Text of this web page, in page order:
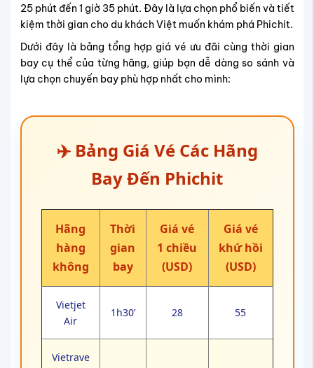
25 phút đến 1 giờ 35 phút. Đây là lựa chọn phổ biến và tiết
kiệm thời gian cho du khách Việt muốn khám phá Phichit.
Dưới đây là bảng tổng hợp giá vé ưu đãi cùng thời gian
bay cụ thể của từng hãng, giúp bạn dễ dàng so sánh và
lựa chọn chuyến bay phù hợp nhất cho mình:
✈️ Bảng Giá Vé Các Hãng
Bay Đến Phichit
Hãng
hàng
không
Thời
gian
bay
Giá vé
1 chiều
(USD)
Giá vé
khứ hồi
(USD)
Vietjet
Air
1h30’ 28 55
Vietrave